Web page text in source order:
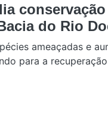
do Rio
ameaçadas e
para a